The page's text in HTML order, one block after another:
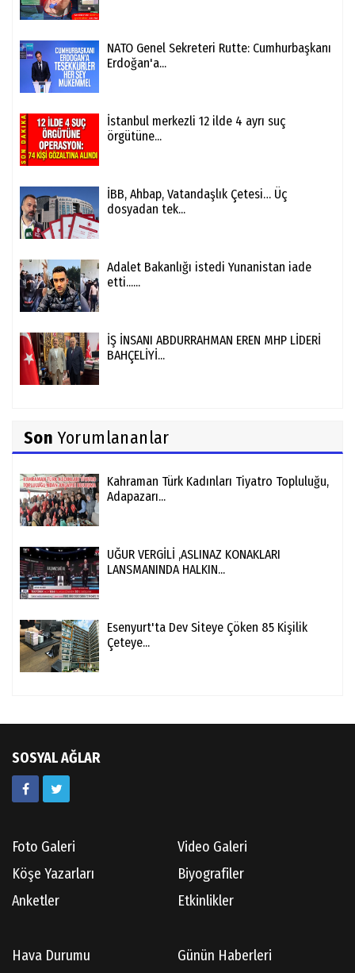
NATO Genel Sekreteri Rutte: Cumhurbaşkanı
Erdoğan'a...
İstanbul merkezli 12 ilde 4 ayrı suç
örgütüne...
İBB, Ahbap, Vatandaşlık Çetesi… Üç
dosyadan tek...
Adalet Bakanlığı istedi Yunanistan iade
etti......
İŞ İNSANI ABDURRAHMAN EREN MHP LİDERİ
BAHÇELİYİ...
Son Yorumlananlar
Kahraman Türk Kadınları Tiyatro Topluluğu,
Adapazarı...
UĞUR VERGİLİ ,ASLINAZ KONAKLARI
LANSMANINDA HALKIN...
Esenyurt'ta Dev Siteye Çöken 85 Kişilik
Çeteye...
SOSYAL AĞLAR
Foto Galeri
Video Galeri
Köşe Yazarları
Biyografiler
Anketler
Etkinlikler
Hava Durumu Günün Haberleri